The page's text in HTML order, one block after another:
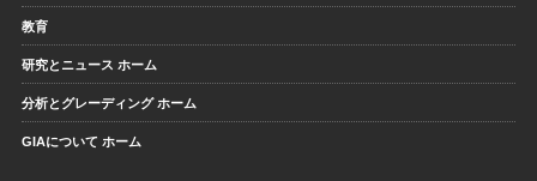
教育
研究とニュース ホーム
分析とグレーディング ホーム
GIAについて ホーム